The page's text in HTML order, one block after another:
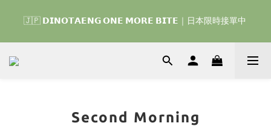
我們的熱血棒球冒險吧 ⚾️
🇯🇵 𝗗𝗜𝗡𝗢𝗧𝗔𝗘𝗡𝗚 𝗢𝗡𝗘 𝗠𝗢𝗥𝗘 𝗕𝗜𝗧𝗘｜日本限時接單中
我們的熱血棒球冒險吧 ⚾️
Second Morning